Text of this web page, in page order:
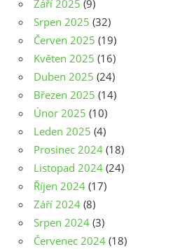
Září 2025 (9)
Srpen 2025 (32)
Červen 2025 (19)
Květen 2025 (16)
Duben 2025 (24)
Březen 2025 (14)
Únor 2025 (10)
Leden 2025 (4)
Prosinec 2024 (18)
Listopad 2024 (24)
Říjen 2024 (17)
Září 2024 (8)
Srpen 2024 (3)
Červenec 2024 (18)